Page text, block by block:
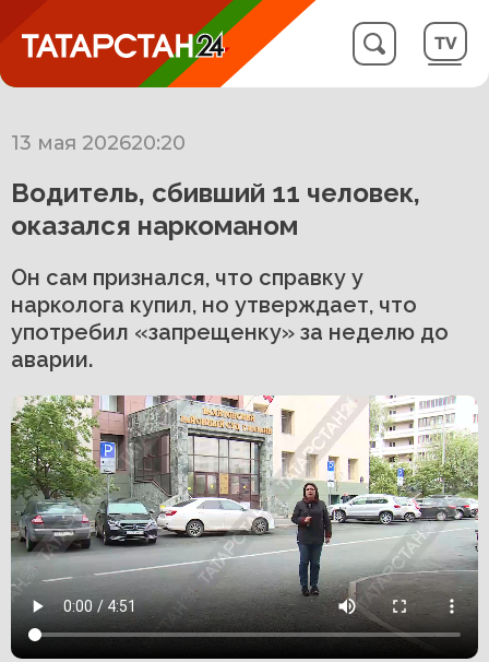
13 мая 202620:20
Водитель, сбивший 11 человек,
оказался наркоманом
Он сам признался, что справку у
нарколога купил, но утверждает, что
употребил «запрещенку» за неделю до
аварии.